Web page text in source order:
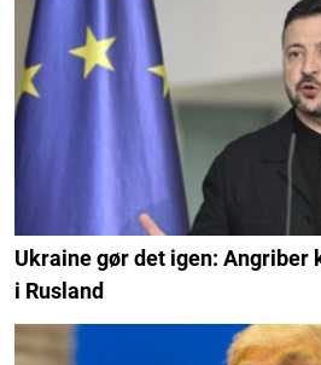
Ukraine gør det igen:
i Rusland